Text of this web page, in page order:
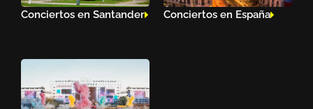
Conciertos en Santander Conciertos en España